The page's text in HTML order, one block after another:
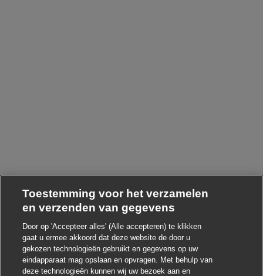
Toestemming voor het verzamelen
en verzenden van gegevens
Door op 'Accepteer alles' (Alle accepteren) te klikken
gaat u ermee akkoord dat deze website de door u
gekozen technologieën gebruikt en gegevens op uw
eindapparaat mag opslaan en opvragen. Met behulp van
deze technologieën kunnen wij uw bezoek aan en
! Heb je interesse in deze baan? Chatbot-melding